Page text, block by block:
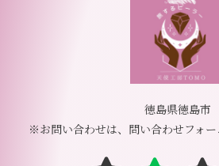
徳島県徳島市
※お問い合わせは、問い合わせフォ